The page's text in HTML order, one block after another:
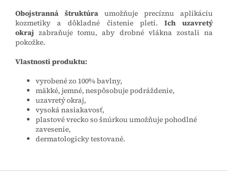
Obojstranná štruktúra umožňuje precíznu aplikáciu
kozmetiky a dôkladné čistenie pleti. Ich uzavretý
okrajzabraňuje tomu, aby drobné vlákna zostali na
pokožke.
Vlastnosti produktu:
vyrobené zo 100% bavlny,
mäkké, jemné, nespôsobuje podráždenie,
uzavretý okraj,
vysoká nasiakavosť,
plastové vrecko so šnúrkou umožňuje pohodlné
zavesenie,
dermatologicky testované.